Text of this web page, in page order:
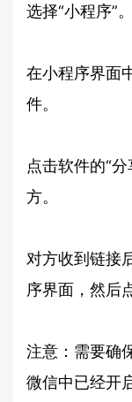
选择“小程序”。
在小程序界面
件。
点击软件的“
方。
对方收到链接
序界面，然后
注意：需要确
微信中已经开